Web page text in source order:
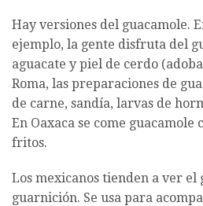
Hay versiones del guacamole.
ejemplo, la gente disfruta del
aguacate y piel de cerdo
Roma, las preparaciones de
de carne, sandía, larvas de
En Oaxaca se come guacamole
fritos.
Los mexicanos tienden a ver el
guarnición. Se usa para